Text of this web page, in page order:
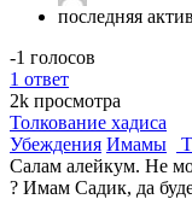
последняя
-1 голосов
1 ответ
2k просмотра
Толкование хадиса
Убеждения Имамы
Салам алейкум. Не
? Имам Садик, да